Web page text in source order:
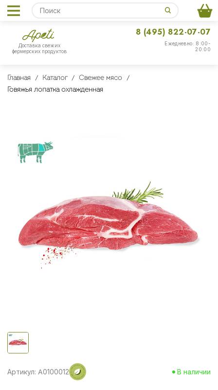
Доставка свежих
фермерских продуктов
Ежедневно: 8:00-
20:00
8 (495) 822-07-07
Главная Каталог
Свежее мясо
Говяжья лопатка охлажденная
Артикул: A0100012 В наличии